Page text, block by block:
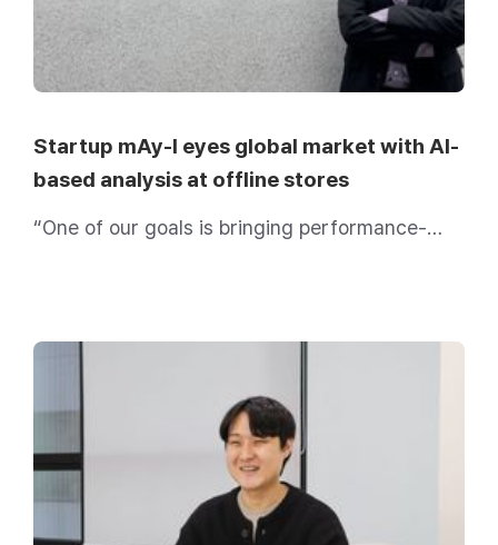
Startup mAy-I eyes global market with AI-
based analysis at offline stores
“One of our goals is bringing performance-